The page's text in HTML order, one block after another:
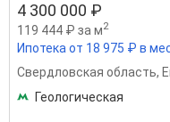
4 300 000 ₽
119 444 ₽ за м2
Ипотека от 18 975 ₽ в
Свердловская область,
Геологическая